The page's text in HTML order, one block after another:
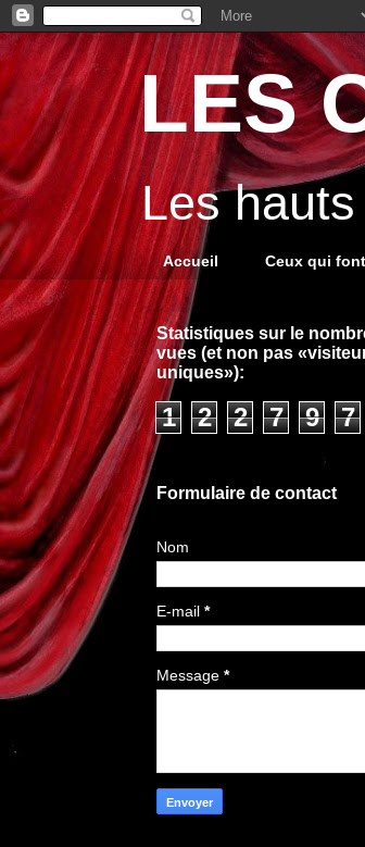
LES
Les
Accueil Ceux qui
Statistiques sur le
vues (et non pas
uniques»):
1 2 2 7 9 7
Formulaire de contact
Nom
E-mail *
Message *